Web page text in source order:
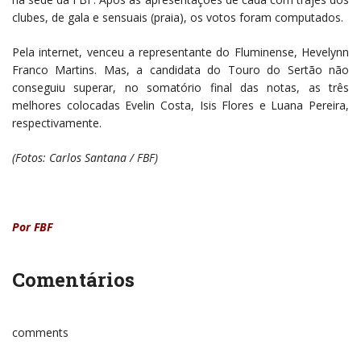
clubes, de gala e sensuais (praia), os votos foram computados.
Pela internet, venceu a representante do Fluminense, Hevelynn
Franco Martins. Mas, a candidata do Touro do Sertão não
conseguiu superar, no somatório final das notas, as três
melhores colocadas Evelin Costa, Isis Flores e Luana Pereira,
respectivamente.
(Fotos: Carlos Santana / FBF)
Por FBF
Comentários
comments